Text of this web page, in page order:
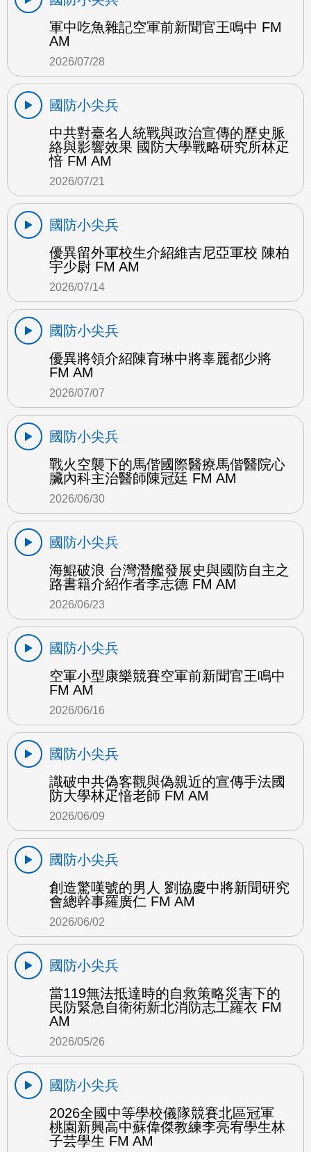
軍中吃魚雜記空軍前新聞官王鳴中 FM
AM
2026/07/28
國防小尖兵
中共對臺名人統戰與政治宣傳的歷史脈
絡與影響效果 國防大學戰略研究所林疋
愔 FM AM
2026/07/21
國防小尖兵
優異留外軍校生介紹維吉尼亞軍校 陳柏
宇少尉 FM AM
2026/07/14
國防小尖兵
優異將領介紹陳育琳中將辜麗都少將
FM AM
2026/07/07
國防小尖兵
戰火空襲下的馬偕國際醫療馬偕醫院心
臟內科主治醫師陳冠廷 FM AM
2026/06/30
國防小尖兵
海鯤破浪 台灣潛艦發展史與國防自主之
路書籍介紹作者李志德 FM AM
2026/06/23
國防小尖兵
空軍小型康樂競賽空軍前新聞官王鳴中
FM AM
2026/06/16
國防小尖兵
識破中共偽客觀與偽親近的宣傳手法國
防大學林疋愔老師 FM AM
2026/06/09
國防小尖兵
創造驚嘆號的男人 劉協慶中將新聞研究
會總幹事羅廣仁 FM AM
2026/06/02
國防小尖兵
當119無法抵達時的自救策略災害下的
民防緊急自衛術新北消防志工羅衣 FM
AM
2026/05/26
國防小尖兵
2026全國中等學校儀隊競賽北區冠軍
桃園新興高中蘇偉傑教練李亮宥學生林
子芸學生 FM AM